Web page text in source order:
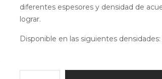
diferentes espesores y densidad de
lograr.
Disponible en las siguientes densidades: